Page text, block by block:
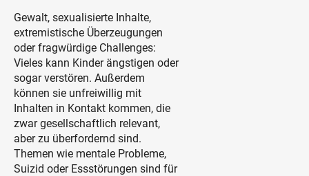
Gewalt, sexualisierte Inhalte,
extremistische Überzeugungen
oder fragwürdige Challenges:
Vieles kann Kinder ängstigen oder
sogar verstören. Außerdem
können sie unfreiwillig mit
Inhalten in Kontakt kommen, die
zwar gesellschaftlich relevant,
aber zu überfordernd sind.
Themen wie mentale Probleme,
Suizid oder Essstörungen sind für